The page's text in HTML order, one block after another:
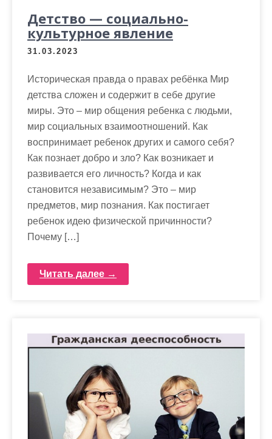
Детство — социально-
культурное явление
31.03.2023
Историческая правда о правах ребёнка Мир
детства сложен и содержит в себе другие
миры. Это – мир общения ребенка с людьми,
мир социальных взаимоотношений. Как
воспринимает ребенок других и самого себя?
Как познает добро и зло? Как возникает и
развивается его личность? Когда и как
становится независимым? Это – мир
предметов, мир познания. Как постигает
ребенок идею физической причинности?
Почему […]
Читать далее →